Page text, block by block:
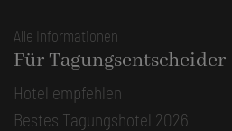
Alle Informationen
Für Tagungsentscheider
Hotel empfehlen
Bestes Tagungshotel 2026